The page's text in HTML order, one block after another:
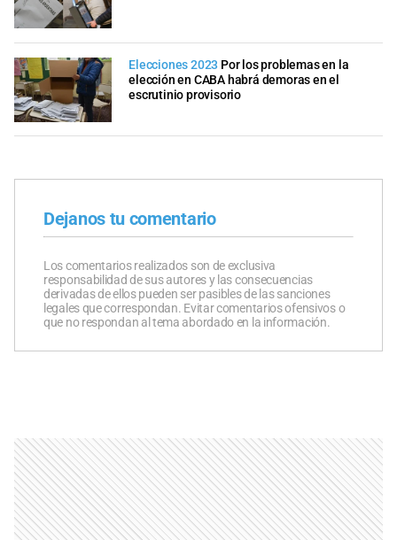
Elecciones 2023 Por los problemas en la
elección en CABA habrá demoras en el
escrutinio provisorio
Dejanos tu comentario
Los comentarios realizados son de exclusiva
responsabilidad de sus autores y las consecuencias
derivadas de ellos pueden ser pasibles de las sanciones
legales que correspondan. Evitar comentarios ofensivos o
que no respondan al tema abordado en la información.